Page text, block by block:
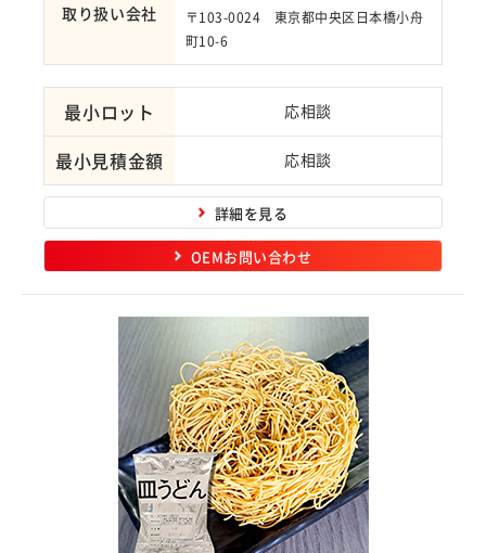
取り扱い会社
〒103-0024 東京都中央区日本橋小舟
町10-6
最小ロット 応相談
最小見積金額 応相談
詳細を見る
OEMお問い合わせ